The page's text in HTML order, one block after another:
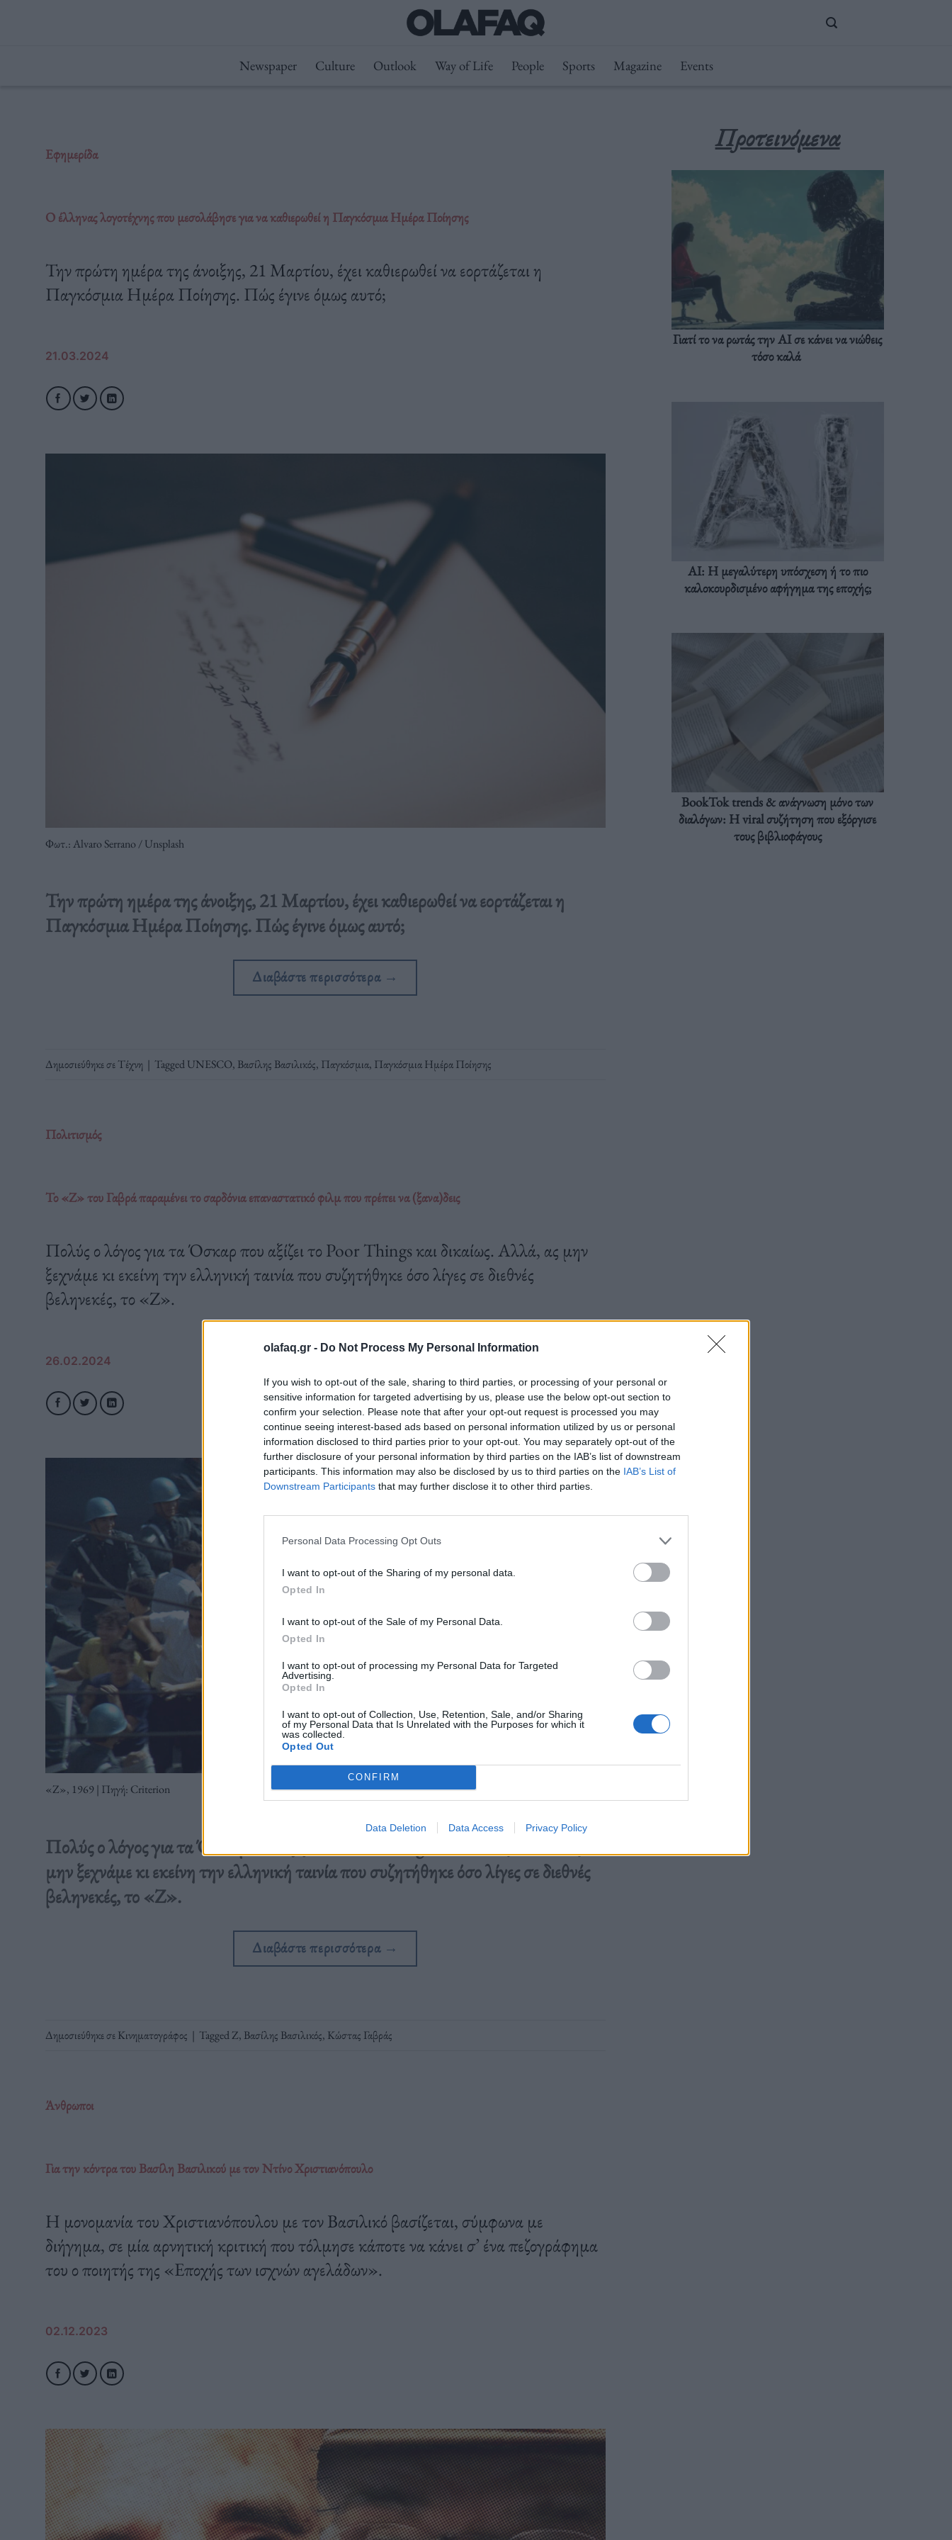
olafaq.gr - Do Not Process My Personal Information
If you wish to opt-out of the sale, sharing to third parties, or processing of your personal or
sensitive information for targeted advertising by us, please use the below opt-out section to
confirm your selection. Please note that after your opt-out request is processed you may
continue seeing interest-based ads based on personal information utilized by us or personal
information disclosed to third parties prior to your opt-out. You may separately opt-out of the
further disclosure of your personal information by third parties on the IAB’s list of downstream
participants. This information may also be disclosed by us to third parties on the IAB’s List of
Downstream Participants that may further disclose it to other third parties.
Personal Data Processing Opt Outs
I want to opt-out of the Sharing of my personal data.
Opted In
I want to opt-out of the Sale of my Personal Data.
Opted In
I want to opt-out of processing my Personal Data for Targeted
Advertising.
Opted In
I want to opt-out of Collection, Use, Retention, Sale, and/or Sharing
of my Personal Data that Is Unrelated with the Purposes for which it
was collected.
Opted Out
CONFIRM
Data Deletion Data Access Privacy Policy
Newspaper Culture Outlook Way of Life People Sports Magazine Events
Εφημερίδα
O έλληνας λογοτέχνης που μεσολάβησε για να καθιερωθεί η Παγκόσμια Ημέρα Ποίησης
Την πρώτη ημέρα της άνοιξης, 21 Μαρτίου, έχει καθιερωθεί να εορτάζεται η
Παγκόσμια Ημέρα Ποίησης. Πώς έγινε όμως αυτό;
21.03.2024
Φωτ.: Αlvaro Serrano / Unsplash
Την πρώτη ημέρα της άνοιξης, 21 Μαρτίου, έχει καθιερωθεί να εορτάζεται η
Παγκόσμια Ημέρα Ποίησης. Πώς έγινε όμως αυτό;
Διαβάστε περισσότερα →
Δημοσιεύθηκε σεΤέχνη | TaggedUNESCO, Βασίλης Βασιλικός, Παγκόσμια, Παγκόσμια Ημέρα Ποίησης
Πολιτισμός
Το «Ζ» του Γαβρά παραμένει το σαρδόνια επαναστατικό φιλμ που πρέπει να (ξανα)δεις
Πολύς ο λόγος για τα Όσκαρ που αξίζει το Poor Things και δικαίως. Αλλά, ας μην
ξεχνάμε κι εκείνη την ελληνική ταινία που συζητήθηκε όσο λίγες σε διεθνές
βεληνεκές, το «Ζ».
26.02.2024
«Ζ», 1969 | Πηγή: Criterion
Πολύς ο λόγος για τα Όσκαρ που αξίζει το Poor Things και δικαίως. Αλλά, ας
μην ξεχνάμε κι εκείνη την ελληνική ταινία που συζητήθηκε όσο λίγες σε διεθνές
βεληνεκές, το «Ζ».
Διαβάστε περισσότερα →
Δημοσιεύθηκε σεΚινηματογράφος | TaggedZ, Βασίλης Βασιλικός, Κώστας Γαβράς
Άνθρωποι
Για την κόντρα του Βασίλη Βασιλικού με τον Ντίνο Χριστιανόπουλο
Η μονομανία του Χριστιανόπουλου με τον Βασιλικό βασίζεται, σύμφωνα με
διήγημα, σε μία αρνητική κριτική που τόλμησε κάποτε να κάνει σ’ ένα πεζογράφημα
του ο ποιητής της «Εποχής των ισχνών αγελάδων».
02.12.2023
Προτεινόμενα
Γιατί το να ρωτάς την AI σε κάνει να νιώθεις
τόσο καλά
AI: Η μεγαλύτερη υπόσχεση ή το πιο
καλοκουρδισμένο αφήγημα της εποχής;
BookTok trends & ανάγνωση μόνο των
διαλόγων: Η viral συζήτηση που εξόργισε
τους βιβλιοφάγους